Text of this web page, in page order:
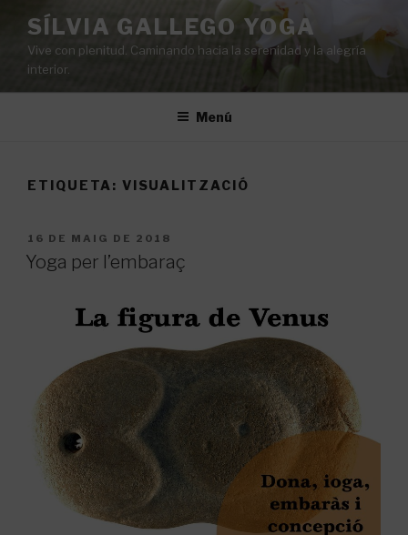
contingut
SÍLVIA GALLEGO YOGA
Vive con plenitud. Caminando hacia la serenidad y la alegría
interior.
Menú
ETIQUETA: VISUALITZACIÓ
PUBLICAT
A
16 DE MAIG DE 2018
Yoga per l’embaraç